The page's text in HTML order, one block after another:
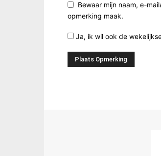
Bewaar mijn naam, e-
opmerking maak.
Ja, ik wil ook de